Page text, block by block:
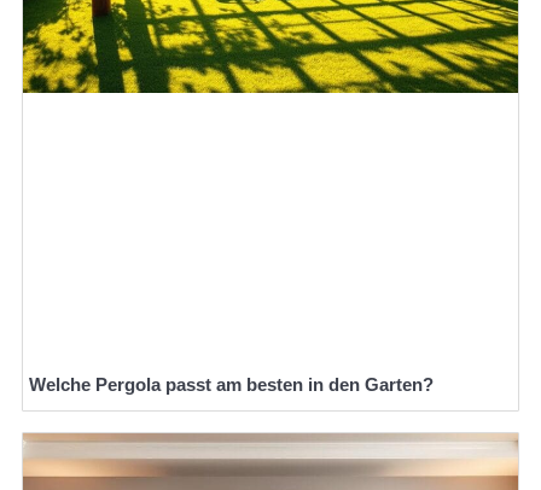
Welche Pergola passt am besten in den Garten?